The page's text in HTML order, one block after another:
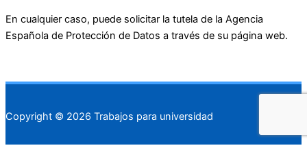
En cualquier caso, puede solicitar la tutela de la Agencia
Española de Protección de Datos a través de su página web.
Copyright © 2026 Trabajos para universidad